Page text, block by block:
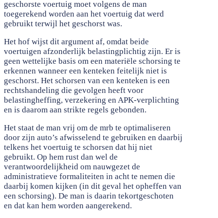
geschorste voertuig moet volgens de man
toegerekend worden aan het voertuig dat werd
gebruikt terwijl het geschorst was.
Het hof wijst dit argument af, omdat beide
voertuigen afzonderlijk belastingplichtig zijn. Er is
geen wettelijke basis om een materiële schorsing te
erkennen wanneer een kenteken feitelijk niet is
geschorst. Het schorsen van een kenteken is een
rechtshandeling die gevolgen heeft voor
belastingheffing, verzekering en APK-verplichting
en is daarom aan strikte regels gebonden.
Het staat de man vrij om de mrb te optimaliseren
door zijn auto’s afwisselend te gebruiken en daarbij
telkens het voertuig te schorsen dat hij niet
gebruikt. Op hem rust dan wel de
verantwoordelijkheid om nauwgezet de
administratieve formaliteiten in acht te nemen die
daarbij komen kijken (in dit geval het opheffen van
een schorsing). De man is daarin tekortgeschoten
en dat kan hem worden aangerekend.